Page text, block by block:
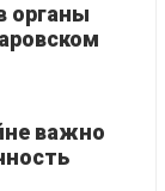
органы
важно